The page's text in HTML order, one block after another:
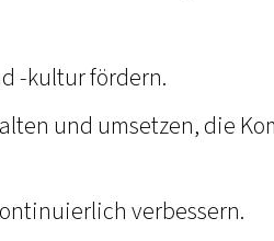
-kultur fördern.
und umsetzen, die
verbessern.